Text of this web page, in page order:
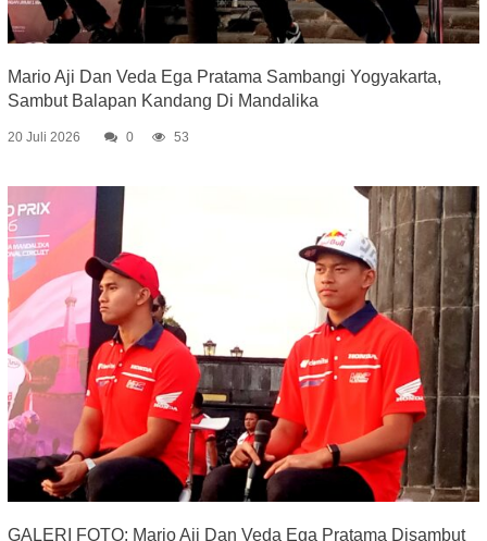
Mario Aji Dan Veda Ega Pratama Sambangi Yogyakarta,
Sambut Balapan Kandang Di Mandalika
20 Juli 2026 0 53
GALERI FOTO: Mario Aji Dan Veda Ega Pratama Disambut